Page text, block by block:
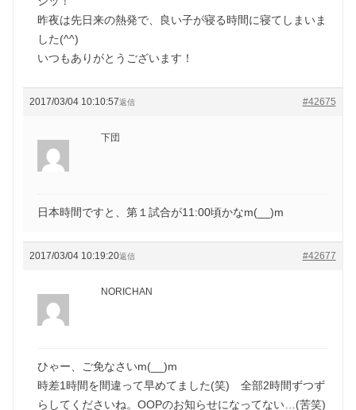
昨夜は先日来の熱発で、良い子が寝る時間に寝てしまいま
した(^^)
いつもありがとうございます！
2017/03/04 10:10:57 #42675
返信
下団
日本時間ですと、第１試合が11:00頃かなm(__)m
2017/03/04 10:19:20 #42677
返信
NORICHAN
ひゃー、ご免なさいm(__)m
時差1時間を間違って早めてました(笑) 全部2時間ずつず
らしてくださいね。OOPのお知らせになってない…(苦笑)